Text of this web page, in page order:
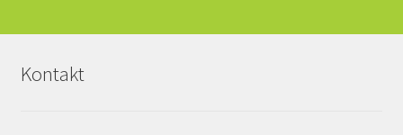
Kontakt